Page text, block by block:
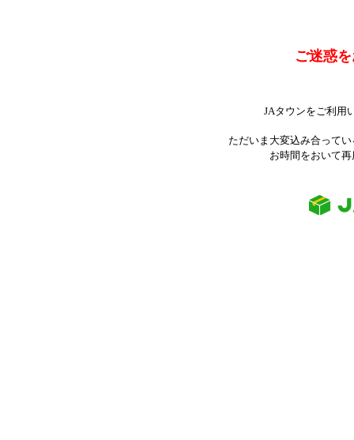
ご迷惑
JAタウンをご利用
ただいま大変込み合って
お時間をおいて